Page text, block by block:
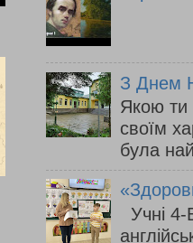
З Днем
Якою ти
своїм
була
Учні